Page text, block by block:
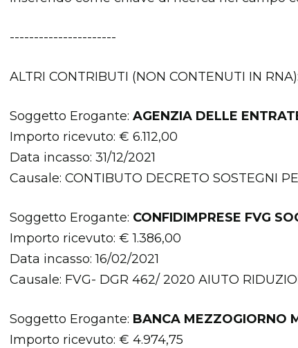
----------------------
ALTRI CONTRIBUTI (NON CONTENUTI IN RNA):
Soggetto Erogante: AGENZIA DELLE
Importo ricevuto: € 6.112,00
Data incasso: 31/12/2021
Causale: CONTIBUTO DECRETO SOSTEGNI
Soggetto Erogante: CONFIDIMPRESE FVG
Importo ricevuto: € 1.386,00
Data incasso: 16/02/2021
Causale: FVG- DGR 462/ 2020 AIUTO
Soggetto Erogante: BANCA MEZZOGIORNO
Importo ricevuto: € 4.974,75